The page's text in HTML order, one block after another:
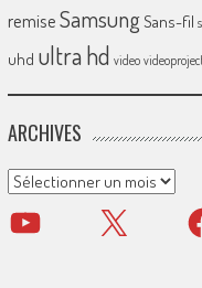
remiseSamsungSans-fil
uhd ultra hd video
ARCHIVES
Archives
YouTube X